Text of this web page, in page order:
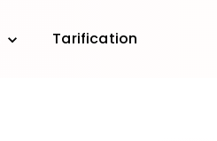
Tarification